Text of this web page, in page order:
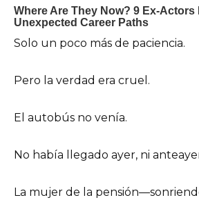
Solo un poco más de paciencia.
Pero la verdad era cruel.
El autobús no venía.
No había llegado ayer, ni
La mujer de la